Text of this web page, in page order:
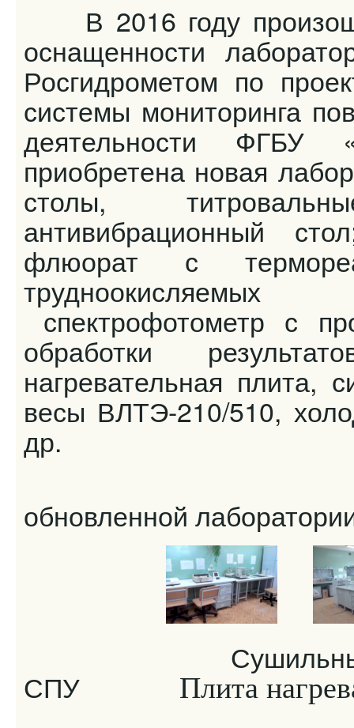
В 2016 году
оснащенности
Росгидрометом по
системы мониторинга
деятельности ФГБУ
приобретена новая
столы,
антивибрационный
флюорат с
спектрофотометр с
обработки
нагревательная плита,
весы ВЛТЭ-210/510,
др.
обновленной
Сушильные
СПУ Плита